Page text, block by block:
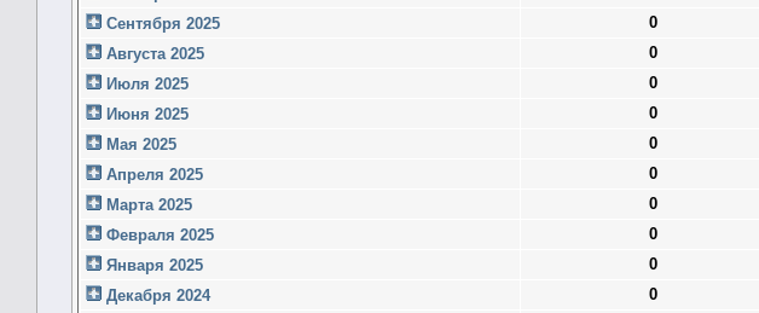
Сентября 2025
0
Августа 2025
0
Июля 2025
0
Июня 2025
0
Мая 2025
0
Апреля 2025
0
Марта 2025
0
Февраля 2025
0
Января 2025
0
Декабря 2024
0